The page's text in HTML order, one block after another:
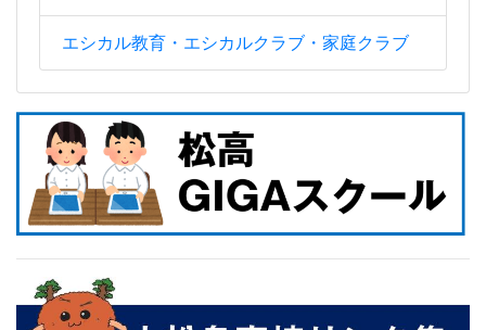
エシカル教育・エシカルクラブ・家庭クラブ